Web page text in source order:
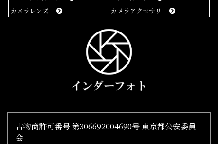
カメラレンズ
カメラアクセサリ
古物商許可番号 第306692004690号 東京都公安委員
会